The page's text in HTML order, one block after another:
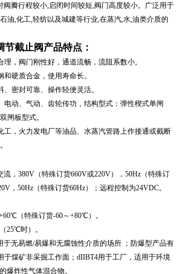
阀瓣行程较小,启闭时间较短,阀门高度较小。广泛用于
油,化工,轻纺以及城建等行业,在蒸汽,水,油类介质的
节截止阀产品特点：
理，阀门刚性好，通道流畅，流阻系数小。
和硬质合金，使用寿命长。
、密封可靠、操作轻便灵活。
电动、气动、齿轮传功，结构型式：弹性楔式单闸
闸板型式。
工，火力发电厂等油品、水蒸汽管路上作接通或截断
流，380V（特殊订货660V或220V），50Hz（特殊订
，50Hz（特殊订货60Hz）；远程控制为24VDC。
（特殊订货-60～+80℃）。
25℃时）。
于无易燃/易爆和无腐蚀性介质的场所 ；防爆型产品有
于煤矿非采掘工作面；dIIBT4用于工厂，适用于环境
爆炸性气体混合物。